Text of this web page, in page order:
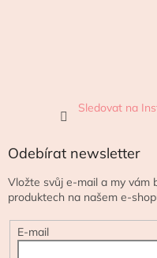
Sledovat na
Odebírat newsletter
Vložte svůj e-mail a my vám
produktech na našem e-
E-mail